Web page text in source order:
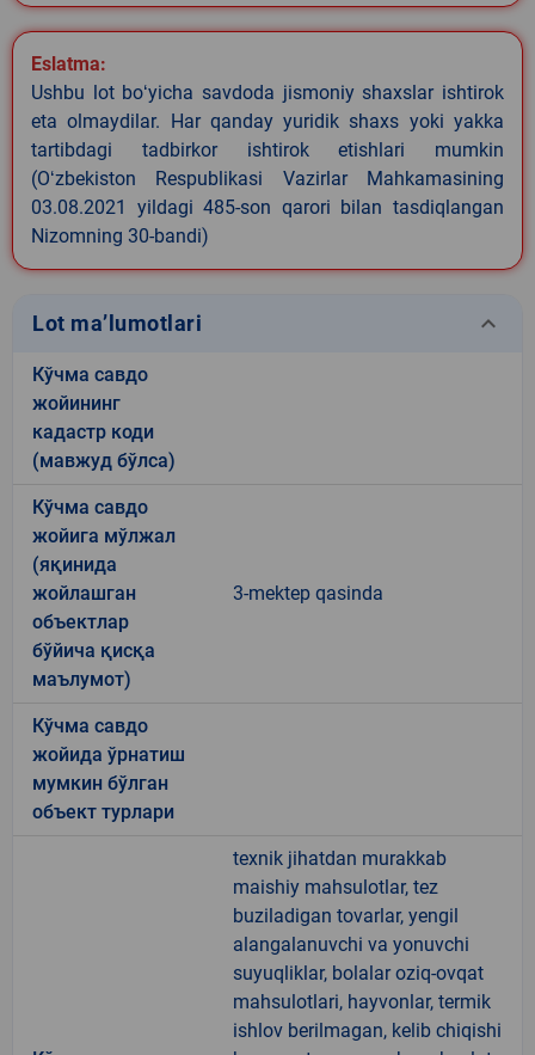
Eslatma:
Ushbu lot boʻyicha savdoda jismoniy shaxslar ishtirok
eta olmaydilar. Har qanday yuridik shaxs yoki yakka
tartibdagi tadbirkor ishtirok etishlari mumkin
(Oʻzbekiston Respublikasi Vazirlar Mahkamasining
03.08.2021 yildagi 485-son qarori bilan tasdiqlangan
Nizomning 30-bandi)
Lot ma’lumotlari keyboard_arrow_down
Кўчма савдо
жойининг
кадастр коди
(мавжуд бўлса)
Кўчма савдо
жойига мўлжал
(яқинида
жойлашган
объектлар
бўйича қисқа
маълумот)
3-mektep qasinda
Кўчма савдо
жойида ўрнатиш
мумкин бўлган
объект турлари
texnik jihatdan murakkab
maishiy mahsulotlar, tez
buziladigan tovarlar, yengil
alangalanuvchi va yonuvchi
suyuqliklar, bolalar oziq-ovqat
mahsulotlari, hayvonlar, termik
ishlov berilmagan, kelib chiqishi